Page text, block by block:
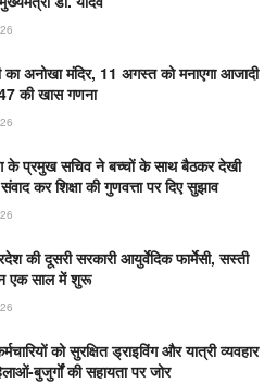
का अनोखा मंदिर, 11 अगस्त को मनाएगा आजादी
की खास गणना
के प्रमुख सचिव ने बच्चों के साथ बैठकर देखी
कर शिक्षा की गुणवत्ता पर दिए सुझाव
की दूसरी सरकारी आयुर्वेदिक फार्मेसी, सस्ती
एक साल में शुरू
को सुरक्षित ड्राइविंग और यात्री व्यवहार
बुजुर्गों की सहायता पर जोर